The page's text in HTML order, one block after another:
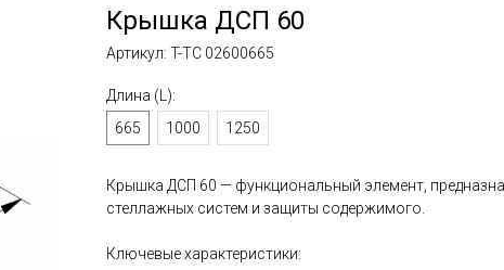
Крышка ДСП 60
Артикул: T-TC 02600665
Длина (L):
665
1000 1250
Крышка ДСП 60 — функциональный элемент,
стеллажных систем и защиты содержимого.
Ключевые характеристики: